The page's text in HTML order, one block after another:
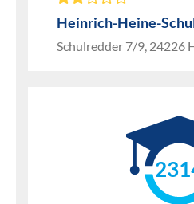
Heinrich-Heine-
Schulredder 7/9, 24226